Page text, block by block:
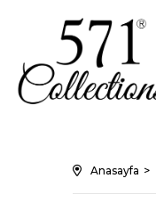
Anasayfa